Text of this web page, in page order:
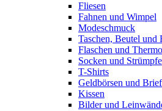
Fliesen
Fahnen und Wimpel
Modeschmuck
Taschen, Beutel und
Flaschen und
Socken und Strümpfe
T-Shirts
Geldbörsen und
Kissen
Bilder und